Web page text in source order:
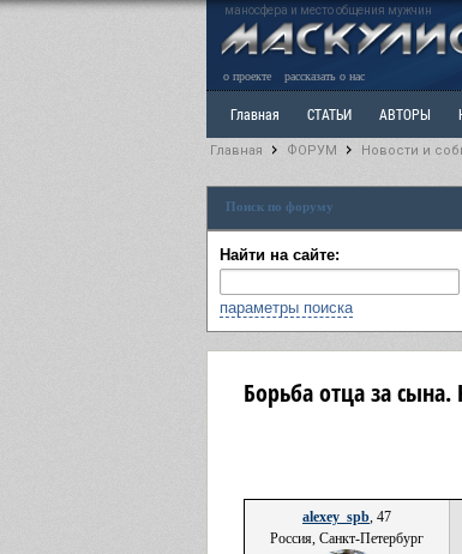
маносфера и место общения мужчин
о проекте рассказать о нас
Главная СТАТЬИ АВТОРЫ
РАЗДЕЛ: Разное
Главная ФОРУМ Новости и
Поиск по форуму
Найти на сайте:
параметры поиска
Борьба отца за
alexey_spb, 47
Россия, Санкт-Петербург